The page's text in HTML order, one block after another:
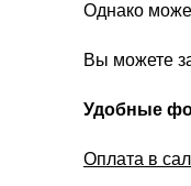
Однако
Вы можете
Удобные
Оплата в